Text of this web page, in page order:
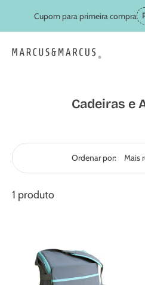
Cupom para primeira compra
Cadeiras e
Ordenar por:
1 produto